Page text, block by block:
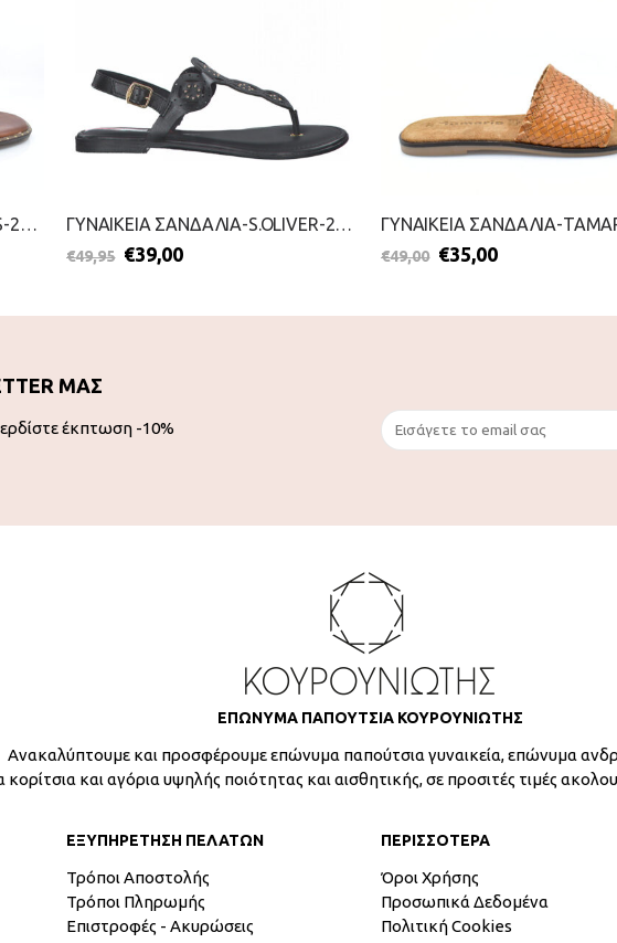
ΓΥΝΑΙΚΕΙΑ ΣΑΝΔΑΛΙΑ-KRONOS-2099-0944-ΚΑΦΕ ΓΥΝΑΙΚΕΙΑ ΣΑΝΔΑΛΙΑ-S.OLIVER-2199-0055-ΜΑΥΡΟ
€49,95 €39,00 €49,00 €35,00
ΜΑΣ
έκπτωση -10%
ΕΠΩΝΥΜΑ ΠΑΠΟΥΤΣΙΑ ΚΟΥΡΟΥΝΙΩΤΗΣ
Ανακαλύπτουμε και προσφέρουμε επώνυμα παπούτσια γυναικεία, επώνυμα
κορίτσια και αγόρια υψηλής ποιότητας και αισθητικής, σε προσιτές τιμές
ΕΞΥΠΗΡΕΤΗΣΗ ΠΕΛΑΤΩΝ
Τρόποι Αποστολής
Τρόποι Πληρωμής
Επιστροφές - Ακυρώσεις
ΠΕΡΙΣΣΟΤΕΡΑ
Όροι Χρήσης
Προσωπικά Δεδομένα
Πολιτική Cookies